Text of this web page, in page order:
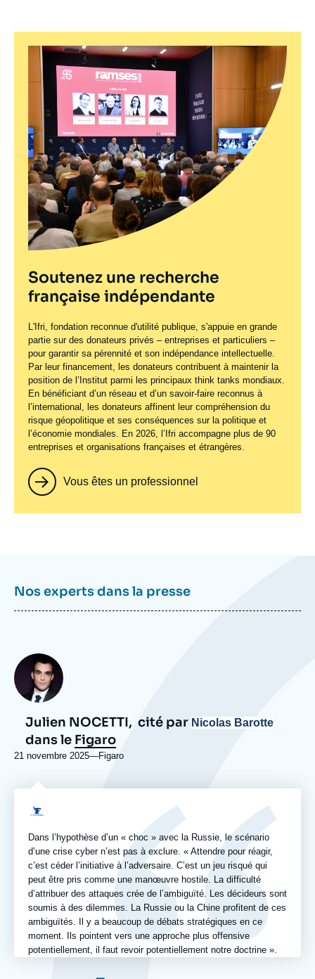
Soutenez une recherche
française indépendante
L'Ifri, fondation reconnue d'utilité publique, s'appuie en grande
partie sur des donateurs privés – entreprises et particuliers –
pour garantir sa pérennité et son indépendance intellectuelle.
Par leur financement, les donateurs contribuent à maintenir la
position de l’Institut parmi les principaux think tanks mondiaux.
En bénéficiant d’un réseau et d’un savoir-faire reconnus à
l’international, les donateurs affinent leur compréhension du
risque géopolitique et ses conséquences sur la politique et
l’économie mondiales. En 2026, l’Ifri accompagne plus de 90
entreprises et organisations françaises et étrangères.
Vous êtes un professionnel
Nos experts dans la presse
Logo
Dans l’hypothèse d’un « choc » avec la Russie, le scénario
d’une crise cyber n’est pas à exclure. « Attendre pour réagir,
c’est céder l’initiative à l’adversaire. C’est un jeu risqué qui
peut être pris comme une manœuvre hostile. La difficulté
d’attribuer des attaques crée de l’ambiguïté. Les décideurs sont
soumis à des dilemmes. La Russie ou la Chine profitent de ces
ambiguïtés. Il y a beaucoup de débats stratégiques en ce
moment. Ils pointent vers une approche plus offensive
potentiellement, il faut revoir potentiellement notre doctrine ».
Photo
Julien NOCETTI, cité par Nicolas Barotte
dans le Figaro
21 novembre 2025—Nom
Figaro